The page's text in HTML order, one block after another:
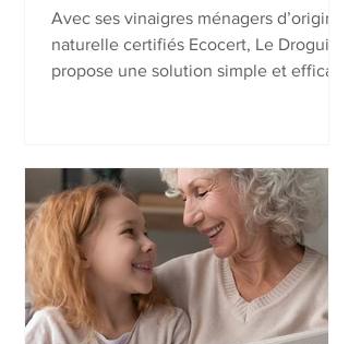
énergie
Avec ses vinaigres ménagers d’origine
naturelle certifiés Ecocert, Le Droguiste
propose une solution simple et efficace
suffit. Fabriqués en France selon un
savoir-faire traditionnel, ces vinaigres
allient performance, économie et
sérénité pour un intérieur sain et
rassurant au quotidien.